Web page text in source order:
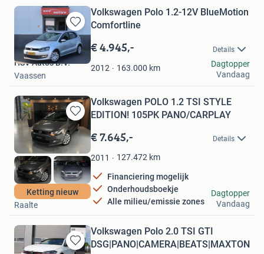
Bewaren
in
Mijn
Favorieten
Volkswagen Polo 1.2-12V BlueMotion
Comfortline
€ 4.945,- Details
2012 163.000 km
HSV Auto's B.V.
Vaassen
Dagtopper
Vandaag
Bewaren
in
Mijn
Favorieten
Ketting nieuw
Volkswagen POLO 1.2 TSI STYLE
EDITION! 105PK PANO/CARPLAY
€ 7.645,- Details
2011 127.472 km
Financiering mogelijk
Onderhoudsboekje
Alle milieu/emissie zones
CarShop Nederland
Raalte
Dagtopper
Vandaag
Bewaren
Volkswagen Polo 2.0 TSI GTI